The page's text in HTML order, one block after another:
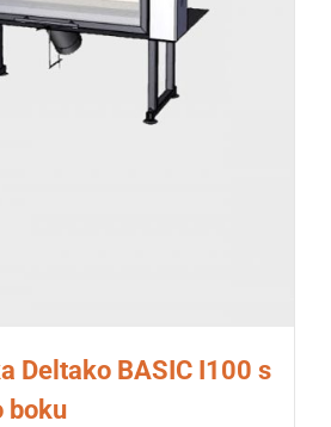
Deltako BASIC I100 s
boku